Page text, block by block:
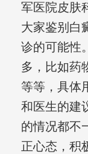
军医院皮肤
大家鉴别白
诊的可能性
多，比如药
等等，具体
和医生的建
的情况都不
正心态，积